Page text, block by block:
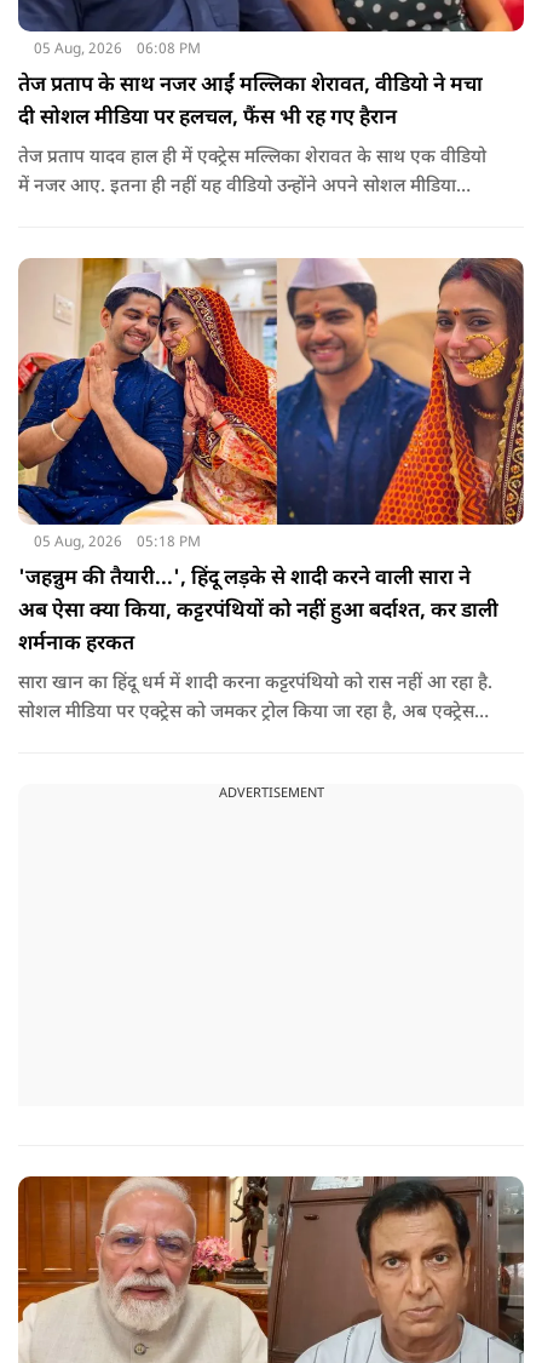
05 Aug, 2026 06:08 PM
तेज प्रताप के साथ नजर आईं मल्लिका शेरावत, वीडियो ने मचा
दी सोशल मीडिया पर हलचल, फैंस भी रह गए हैरान
तेज प्रताप यादव हाल ही में एक्ट्रेस मल्लिका शेरावत के साथ एक वीडियो
में नजर आए. इतना ही नहीं यह वीडियो उन्होंने अपने सोशल मीडिया
05 Aug, 2026 05:18 PM
'जहन्नुम की तैयारी...', हिंदू लड़के से शादी करने वाली सारा ने
अब ऐसा क्या किया, कट्टरपंथियों को नहीं हुआ बर्दाश्त, कर डाली
शर्मनाक हरकत
सारा खान का हिंदू धर्म में शादी करना कट्टरपंथियो को रास नहीं आ रहा है.
सोशल मीडिया पर एक्ट्रेस को जमकर ट्रोल किया जा रहा है, अब एक्ट्रेस
ADVERTISEMENT